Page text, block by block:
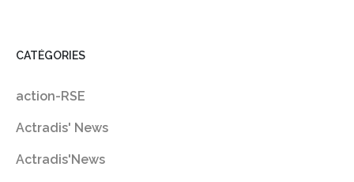
CATÉGORIES
action-RSE
Actradis' News
Actradis'News